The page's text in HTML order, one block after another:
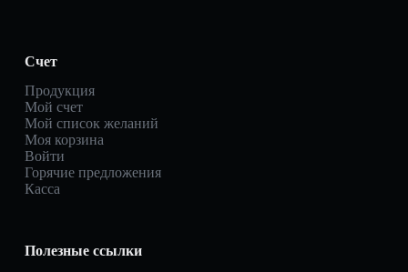
Счет
Продукция
Мой счет
Мой список желаний
Моя корзина
Войти
Горячие предложения
Касса
Полезные ссылки